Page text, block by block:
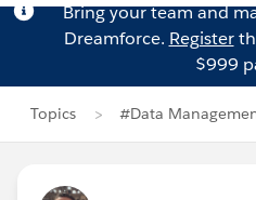
Bring your team and
Dreamforce. Register
$999
Topics #Data